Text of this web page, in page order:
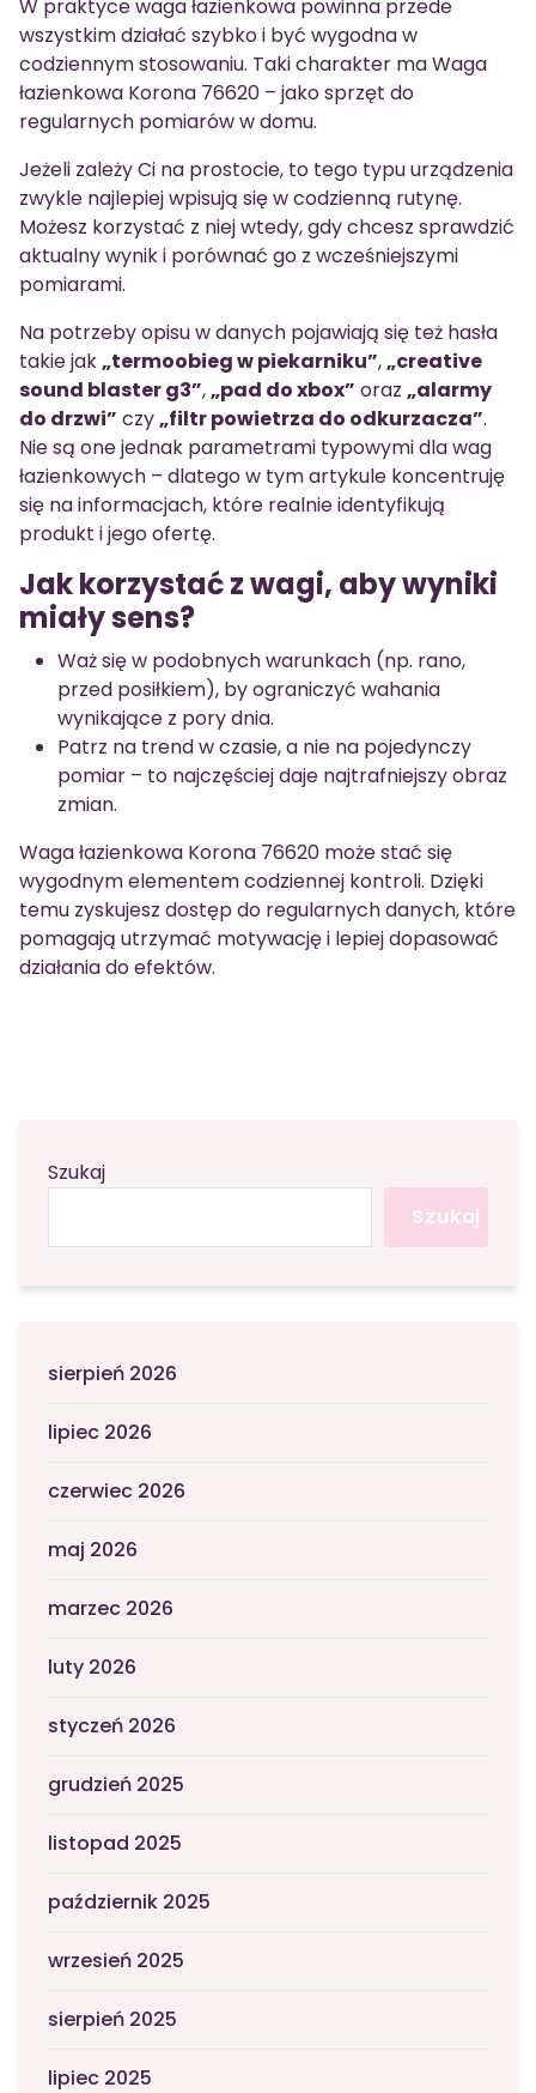
W praktyce waga łazienkowa powinna przede
wszystkim działać szybko i być wygodna w
codziennym stosowaniu. Taki charakter ma Waga
łazienkowa Korona 76620 – jako sprzęt do
regularnych pomiarów w domu.
Jeżeli zależy Ci na prostocie, to tego typu urządzenia
zwykle najlepiej wpisują się w codzienną rutynę.
Możesz korzystać z niej wtedy, gdy chcesz sprawdzić
aktualny wynik i porównać go z wcześniejszymi
pomiarami.
Na potrzeby opisu w danych pojawiają się też hasła
takie jak„termoobieg w piekarniku”,„creative
sound blaster g3”,„pad do xbox” oraz „alarmy
do drzwi” czy„filtr powietrza do odkurzacza”.
Nie są one jednak parametrami typowymi dla wag
łazienkowych – dlatego w tym artykule koncentruję
się na informacjach, które realnie identyfikują
produkt i jego ofertę.
Jak korzystać z wagi, aby wyniki
miały sens?
Waż się w podobnych warunkach (np. rano,
przed posiłkiem), by ograniczyć wahania
wynikające z pory dnia.
Patrz na trend w czasie, a nie na pojedynczy
pomiar – to najczęściej daje najtrafniejszy obraz
zmian.
Waga łazienkowa Korona 76620 może stać się
wygodnym elementem codziennej kontroli. Dzięki
temu zyskujesz dostęp do regularnych danych, które
pomagają utrzymać motywację i lepiej dopasować
działania do efektów.
Szukaj
Szukaj
sierpień 2026
lipiec 2026
czerwiec 2026
maj 2026
marzec 2026
luty 2026
styczeń 2026
grudzień 2025
listopad 2025
październik 2025
wrzesień 2025
sierpień 2025
lipiec 2025